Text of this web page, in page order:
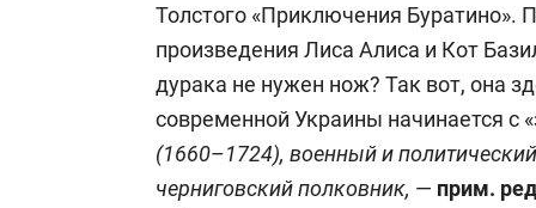
Толстого «Приключения Буратино».
произведения Лиса Алиса и Кот
дурака не нужен нож? Так вот, она
современной Украины начинается с
(1660–1724), военный и
черниговский полковник, — прим.